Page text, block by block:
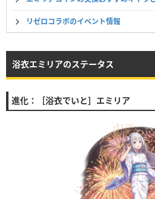
リゼロコラボのイベント情報
浴衣エミリアのステータス
進化：［浴衣でいと］エミリア